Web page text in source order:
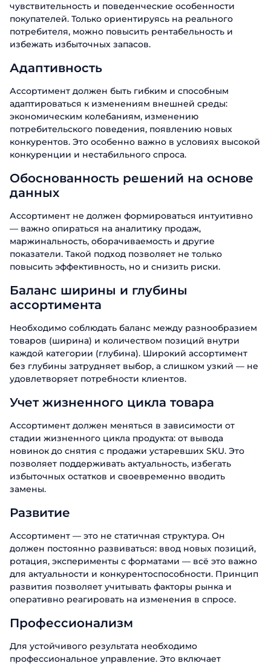
чувствительность и поведенческие особенности
покупателей. Только ориентируясь на реального
потребителя, можно повысить рентабельность и
избежать избыточных запасов.
Адаптивность
Ассортимент должен быть гибким и способным
адаптироваться к изменениям внешней среды:
экономическим колебаниям, изменению
потребительского поведения, появлению новых
конкурентов. Это особенно важно в условиях высокой
конкуренции и нестабильного спроса.
Обоснованность решений на основе
данных
Ассортимент не должен формироваться интуитивно
— важно опираться на аналитику продаж,
маржинальность, оборачиваемость и другие
показатели. Такой подход позволяет не только
повысить эффективность, но и снизить риски.
Баланс ширины и глубины
ассортимента
Необходимо соблюдать баланс между разнообразием
товаров (ширина) и количеством позиций внутри
каждой категории (глубина). Широкий ассортимент
без глубины затрудняет выбор, а слишком узкий — не
удовлетворяет потребности клиентов.
Учет жизненного цикла товара
Ассортимент должен меняться в зависимости от
стадии жизненного цикла продукта: от вывода
новинок до снятия с продажи устаревших SKU. Это
позволяет поддерживать актуальность, избегать
избыточных остатков и своевременно вводить
замены.
Развитие
Ассортимент — это не статичная структура. Он
должен постоянно развиваться: ввод новых позиций,
ротация, эксперименты с форматами — всё это важно
для актуальности и конкурентоспособности. Принцип
развития позволяет учитывать факторы рынка и
оперативно реагировать на изменения в спросе.
Профессионализм
Для устойчивого результата необходимо
профессиональное управление. Это включает